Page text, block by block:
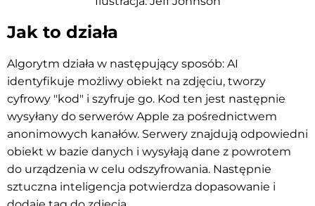
Jak to działa
Algorytm działa w następujący sposób: AI
identyfikuje możliwy obiekt na zdjęciu, tworzy
cyfrowy "kod" i szyfruje go. Kod ten jest następnie
wysyłany do serwerów Apple za pośrednictwem
anonimowych kanałów. Serwery znajdują odpowiedni
obiekt w bazie danych i wysyłają dane z powrotem
do urządzenia w celu odszyfrowania. Następnie
sztuczna inteligencja potwierdza dopasowanie i